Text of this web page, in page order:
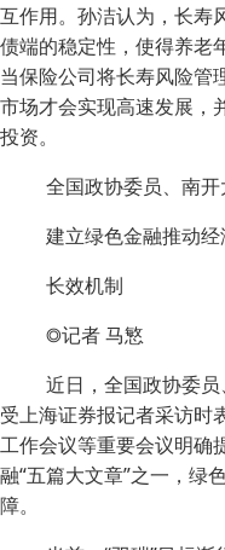
互作用。孙洁认为，长寿
债端的稳定性，使得养老
当保险公司将长寿风险管
市场才会实现高速发展，
投资。
全国政协委员、南开
建立绿色金融推动
长效机制
◎记者 马慜
近日，全国政协委
受上海证券报记者采访时
工作会议等重要会议明确
融“五篇大文章”之一，绿
障。